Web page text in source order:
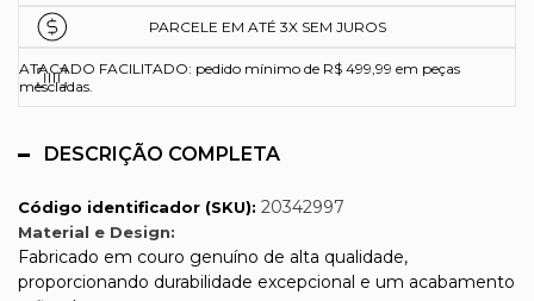
PARCELE EM ATÉ 3X SEM JUROS
ATACADO FACILITADO: pedido mínimo de R$ 499,99 em peças
mescladas.
DESCRIÇÃO COMPLETA
Código identificador (SKU): 20342997
Material e Design:
Fabricado em couro genuíno de alta qualidade,
proporcionando durabilidade excepcional e um acabamento